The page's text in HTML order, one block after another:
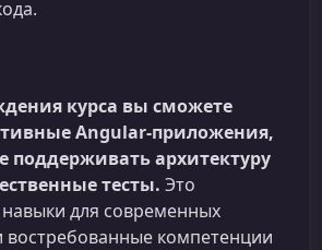
курса вы сможете
Angular‑приложения,
поддерживать архитектуру
тесты. Это
для современных
компетенции